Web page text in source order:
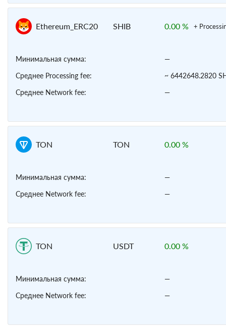
Ethereum_ERC20
Минимальная сумма:
Среднее Processing fee:
Среднее Network fee:
SHIB 0.00 % +
—
~ 6442648.2820
—
TON
Минимальная сумма:
Среднее Network fee:
TON 0.00 %
—
—
TON
Минимальная сумма:
Среднее Network fee:
USDT 0.00 %
—
—